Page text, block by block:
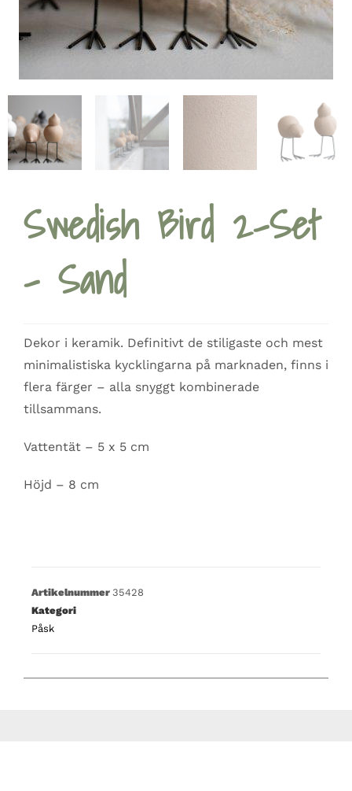
Swedish Bird 2-Set
– Sand
Dekor i keramik. Definitivt de stiligaste och mest
minimalistiska kycklingarna på marknaden, finns i
flera färger – alla snyggt kombinerade
tillsammans.
Vattentät – 5 x 5 cm
Höjd – 8 cm
Artikelnummer 35428
Kategori
Påsk